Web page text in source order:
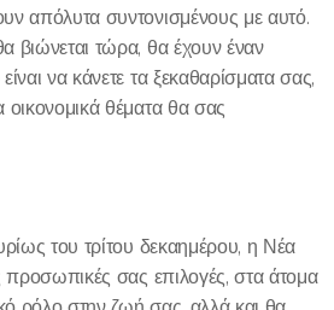
απόλυτα συντονισμένους με αυτό.
βιώνεται τώρα, θα έχουν έναν
να κάνετε τα ξεκαθαρίσματα σας,
θέματα θα σας
του τρίτου δεκαημέρου, η Νέα
προσωπικές σας επιλογές, στα άτομα